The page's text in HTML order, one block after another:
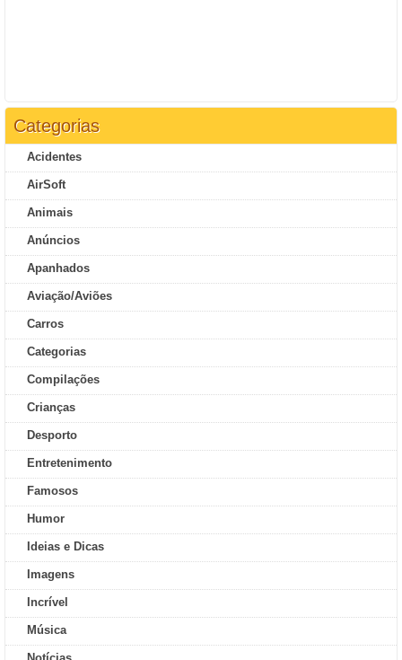
Categorias
Acidentes
AirSoft
Animais
Anúncios
Apanhados
Aviação/Aviões
Carros
Categorias
Compilações
Crianças
Desporto
Entretenimento
Famosos
Humor
Ideias e Dicas
Imagens
Incrível
Música